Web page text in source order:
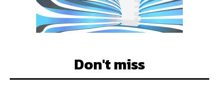
Don't miss